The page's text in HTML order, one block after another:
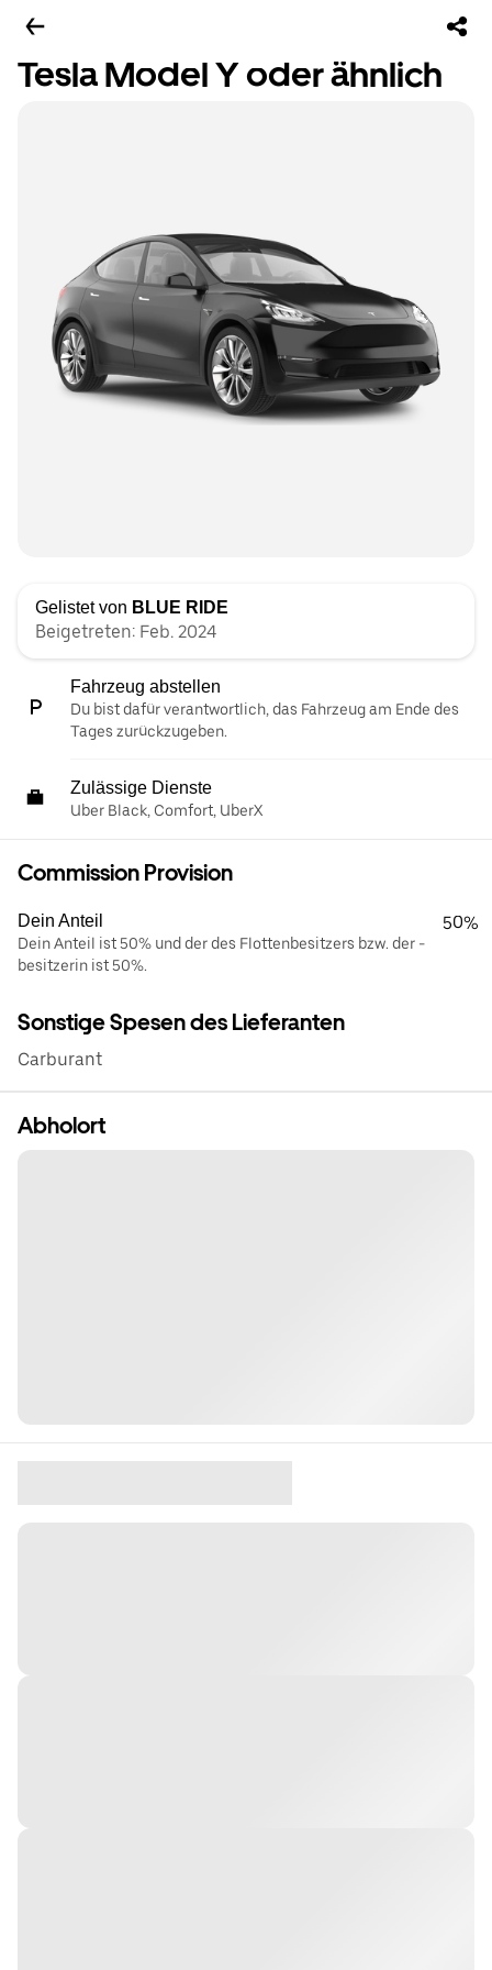
Tesla Model Y oder ähnlich
Gelistet von BLUE RIDE
Beigetreten: Feb. 2024
Fahrzeug abstellen
Du bist dafür verantwortlich, das Fahrzeug am Ende des
Tages zurückzugeben.
Zulässige Dienste
Uber Black, Comfort, UberX
Commission Provision
Dein Anteil
Dein Anteil ist 50% und der des Flottenbesitzers bzw. der -
besitzerin ist 50%.
50%
Sonstige Spesen des Lieferanten
Carburant
Abholort